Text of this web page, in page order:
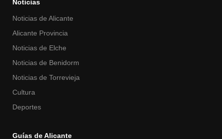
Noticias
Noticias de Alicante
Alicante Provincia
Noticias de Elche
Noticias de Benidorm
Noticias de Torrevieja
Cultura
Deportes
Guías de Alicante